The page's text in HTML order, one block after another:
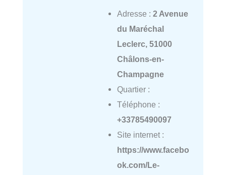
Adresse : 2 Avenue
du Maréchal
Leclerc, 51000
Châlons-en-
Champagne
Quartier :
Téléphone :
+33785490097
Site internet :
https://www.facebo
ok.com/Le-